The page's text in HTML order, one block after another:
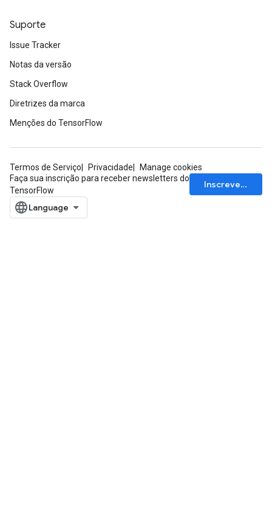
Suporte
Issue Tracker
Notas da versão
Stack Overflow
Diretrizes da marca
Menções do TensorFlow
Termos de Serviço Privacidade
Manage cookies
Faça sua inscrição para receber newsletters do
TensorFlow
Inscrever-se